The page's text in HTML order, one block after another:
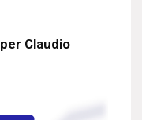
Claudio